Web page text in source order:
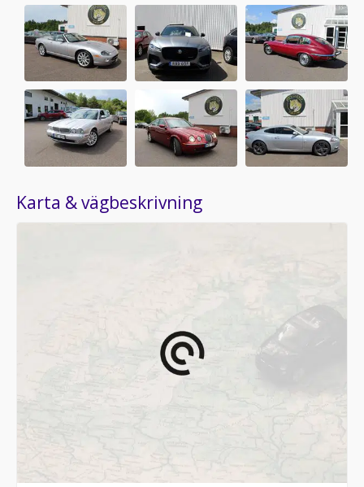
Karta & vägbeskrivning